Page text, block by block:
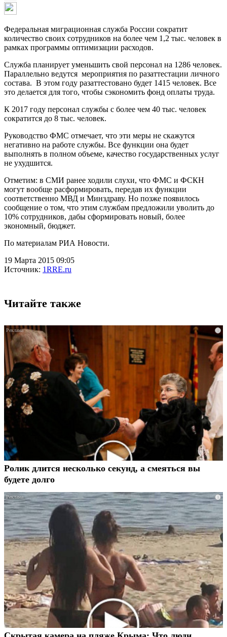
Федеральная миграционная служба России сократит
количество своих сотрудников на более чем 1,2 тыс. человек в
рамках программы оптимизации расходов.
Служба планирует уменьшить свой персонал на 1286 человек.
Параллельно ведутся мероприятия по разаттестации личного
состава. В этом году разаттестовано будет 1415 человек. Все
это делается для того, чтобы сэкономить фонд оплаты труда.
К 2017 году персонал службы с более чем 40 тыс. человек
сократится до 8 тыс. человек.
Руководство ФМС отмечает, что эти меры не скажутся
негативно на работе службы. Все функции она будет
выполнять в полном объеме, качество государственных услуг
не ухудшится.
Отметим: в СМИ ранее ходили слухи, что ФМС и ФСКН
могут вообще расформировать, передав их функции
соответственно МВД и Минздраву. Но позже появилось
сообщение о том, что этим службам предложили уволить до
10% сотрудников, дабы сформировать новый, более
экономный, бюджет.
По материалам РИА Новости.
19 Марта 2015 09:05
Источник: 1RRE.ru
Читайте также
i
Ролик длится несколько секунд, а смеяться вы
будете долго
i